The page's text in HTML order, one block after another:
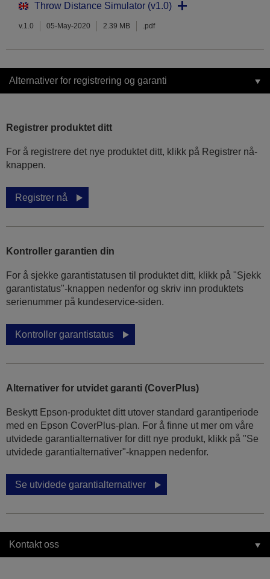
Throw Distance Simulator (v1.0)
v.1.0 05-May-2020 2.39 MB .pdf
Alternativer for registrering og garanti
Registrer produktet ditt
For å registrere det nye produktet ditt, klikk på Registrer nå-
knappen.
Registrer nå
Kontroller garantien din
For å sjekke garantistatusen til produktet ditt, klikk på "Sjekk
garantistatus"-knappen nedenfor og skriv inn produktets
serienummer på kundeservice-siden.
Kontroller garantistatus
Alternativer for utvidet garanti (CoverPlus)
Beskytt Epson-produktet ditt utover standard garantiperiode
med en Epson CoverPlus-plan. For å finne ut mer om våre
utvidede garantialternativer for ditt nye produkt, klikk på "Se
utvidede garantialternativer"-knappen nedenfor.
Se utvidede garantialternativer
Kontakt oss